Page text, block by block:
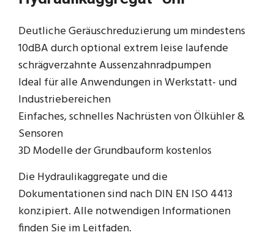
Deutliche Geräuschreduzierung um mindestens
10dBA durch optional extrem leise laufende
schrägverzahnte Aussenzahnradpumpen
Ideal für alle Anwendungen in Werkstatt- und
Industriebereichen
Einfaches, schnelles Nachrüsten von Ölkühler &
Sensoren
3D Modelle der Grundbauform kostenlos
Die Hydraulikaggregate und die
Dokumentationen sind nach DIN EN ISO 4413
konzipiert. Alle notwendigen Informationen
finden Sie im Leitfaden.